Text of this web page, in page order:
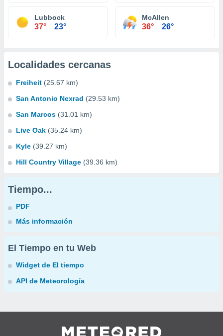
Lubbock
37° 23°
McAllen
36° 26°
Localidades cercanas
Freiheit (25.67 km)
San Antonio Nexrad (29.53 km)
San Marcos (31.01 km)
Live Oak (35.24 km)
Kyle (39.27 km)
Hill Country Village (39.36 km)
Tiempo...
PDF
Más información
El Tiempo en tu Web
Widget de El tiempo
API de Meteorología